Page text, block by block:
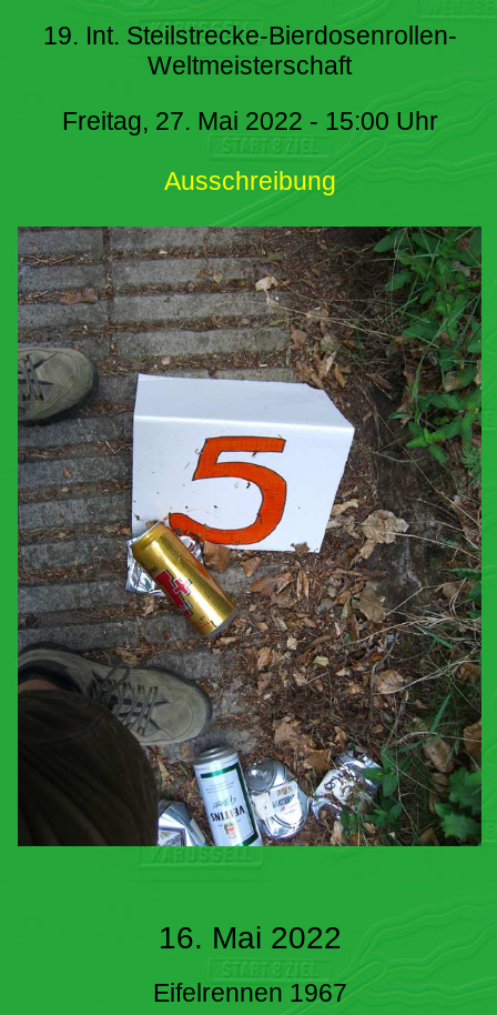
19. Int. Steilstrecke-Bierdosenrollen-
Weltmeisterschaft
Freitag, 27. Mai 2022 - 15:00 Uhr
Ausschreibung
16. Mai 2022
Eifelrennen 1967